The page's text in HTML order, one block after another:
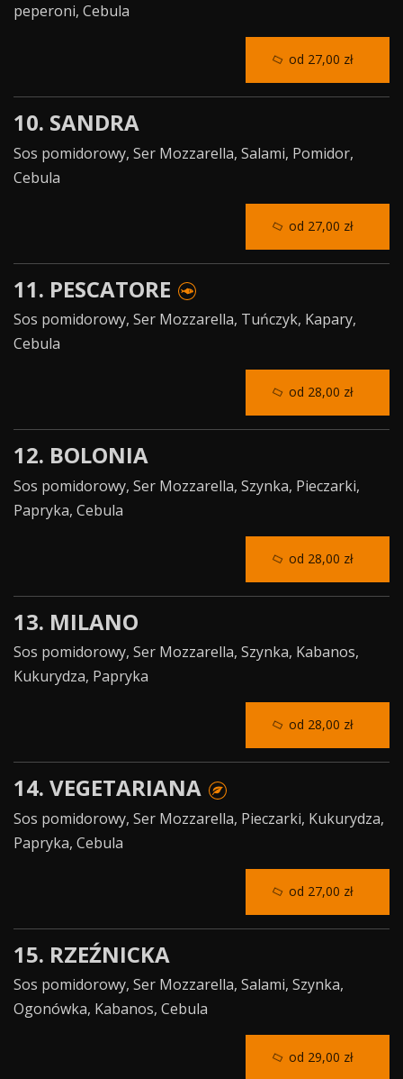
peperoni, Cebula
10. SANDRA
Sos pomidorowy, Ser Mozzarella, Salami, Pomidor,
Cebula
11. PESCATORE
Sos pomidorowy, Ser Mozzarella, Tuńczyk, Kapary,
Cebula
12. BOLONIA
Sos pomidorowy, Ser Mozzarella, Szynka, Pieczarki,
Papryka, Cebula
13. MILANO
Sos pomidorowy, Ser Mozzarella, Szynka, Kabanos,
Kukurydza, Papryka
14. VEGETARIANA
Sos pomidorowy, Ser Mozzarella, Pieczarki, Kukurydza,
Papryka, Cebula
15. RZEŹNICKA
Sos pomidorowy, Ser Mozzarella, Salami, Szynka,
Ogonówka, Kabanos, Cebula